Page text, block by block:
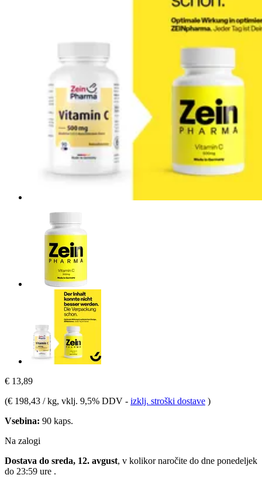
€ 13,89
(€ 198,43 / kg, vklj. 9,5% DDV - izklj. stroški dostave )
Vsebina: 90 kaps.
Na zalogi
Dostava do sreda, 12. avgust, v kolikor naročite do dne ponedeljek
do 23:59 ure .